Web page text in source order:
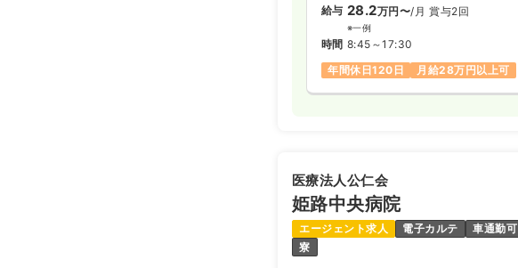
給与 28.2万円〜/月 賞与2回
※一例
時間 8:45～17:30
年間休日120日
月給28万円以上可
医療法人公仁会
姫路中央病院
エージェント求人 電子カルテ 車通勤可
寮